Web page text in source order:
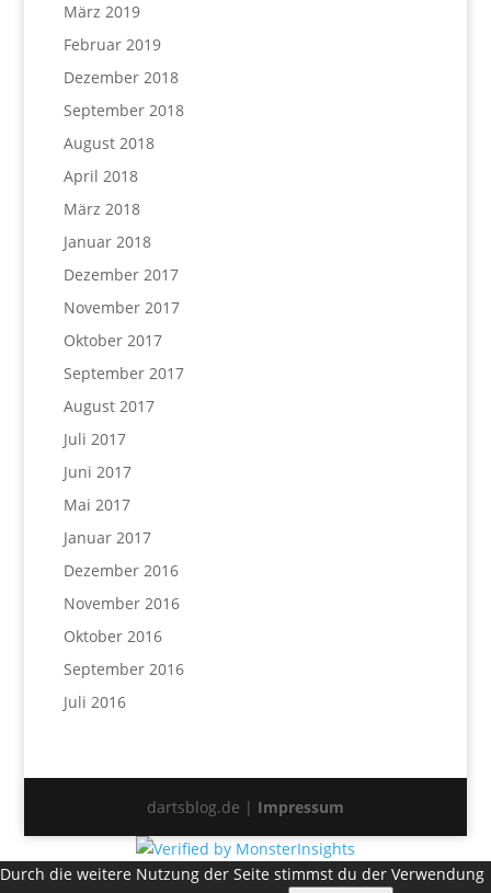
März 2019
Februar 2019
Dezember 2018
September 2018
August 2018
April 2018
März 2018
Januar 2018
Dezember 2017
November 2017
Oktober 2017
September 2017
August 2017
Juli 2017
Juni 2017
Mai 2017
Januar 2017
Dezember 2016
November 2016
Oktober 2016
September 2016
Juli 2016
dartsblog.de | Impressum
Durch die weitere Nutzung der Seite stimmst du der Verwendung